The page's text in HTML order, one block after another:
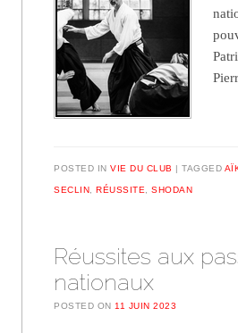
POSTED INVIE DU CLUB TAGGED
SECLIN ,RÉUSSITE ,SHODAN
Réussites aux
nationaux
POSTED ON11 JUIN 2023